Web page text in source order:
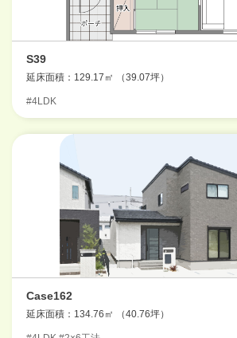
S39
延床面積：129.17㎡ （39.07坪）
#4LDK
Case162
延床面積：134.76㎡ （40.76坪）